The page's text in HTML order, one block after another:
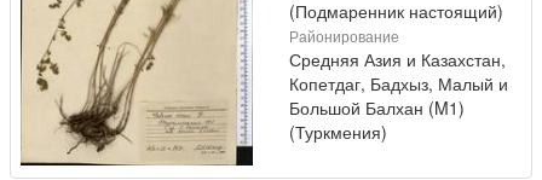
(Подмаренник настоящий)
Районирование
Средняя Азия и Казахстан,
Копетдаг, Бадхыз, Малый и
Большой Балхан (M1)
(Туркмения)